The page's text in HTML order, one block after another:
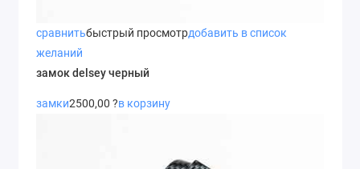
сравнитьбыстрый просмотрдобавить в список
желаний
замок delsey черный
замки2500,00 ?в корзину